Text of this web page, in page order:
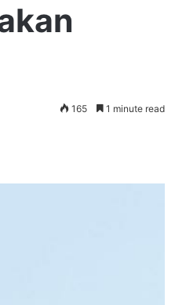
165 1 minute read